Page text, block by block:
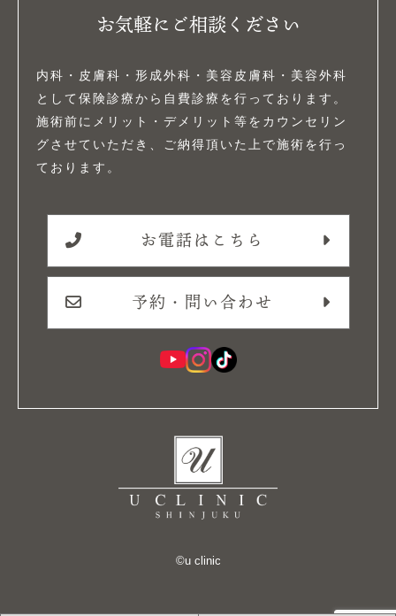
お気軽にご相談ください
内科・皮膚科・形成外科・美容皮膚科・美容外科
として保険診療から自費診療を行っております。
施術前にメリット・デメリット等をカウンセリン
グさせていただき、ご納得頂いた上で施術を行っ
ております。
お電話はこちら
予約・問い合わせ
©︎u clinic